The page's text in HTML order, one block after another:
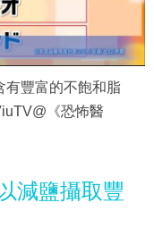
有豐富的不飽和脂
《恐怖醫
減鹽攝取豐